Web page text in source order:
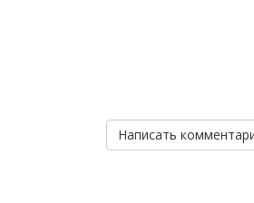
Написать